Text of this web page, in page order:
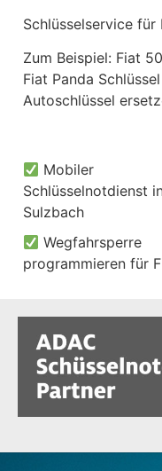
Schlüsselservice
Zum Beispiel: Fiat
Fiat Panda
Autoschlüssel
Mobiler
Schlüsselnotdienst
Sulzbach
Wegfahrsperre
programmieren für